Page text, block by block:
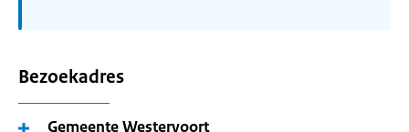
Bezoekadres
Gemeente Westervoort